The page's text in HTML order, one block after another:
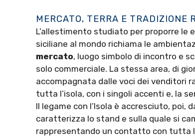
MERCATO, TERRA E TRADIZIONE
L’allestimento studiato per proporre le
siciliane al mondo richiama le
mercato, luogo simbolo di incontro e
solo commerciale. La stessa area, di
accompagnata dalle voci dei venditori
tutta l’isola, con i singoli accenti e, la
Il legame con l’Isola è accresciuto, poi,
caratterizza lo stand e sulla quale si
rappresentando un contatto con tutta